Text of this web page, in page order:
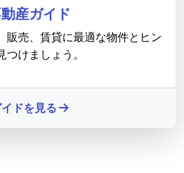
産ガイド
販売、賃貸に最適な物件とヒン
つけましょう。
ドを見る